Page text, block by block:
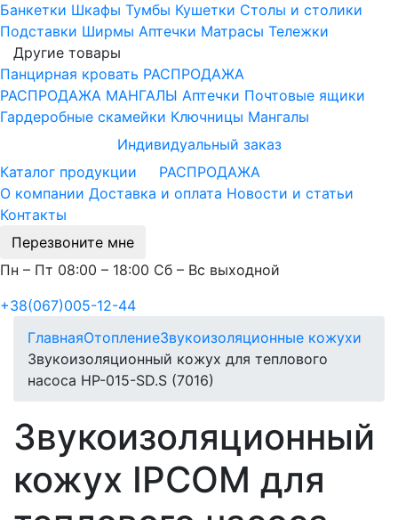
Банкетки Шкафы Тумбы Кушетки Столы и столики
Подставки Ширмы Аптечки Матрасы Тележки
Другие товары
Панцирная кровать РАСПРОДАЖА
РАСПРОДАЖА МАНГАЛЫ Аптечки Почтовые ящики
Гардеробные скамейки Ключницы Мангалы
Индивидуальный заказ
Каталог продукции
РАСПРОДАЖА
О компании Доставка и оплата Новости и статьи
Контакты
Перезвоните мне
Пн – Пт 08:00 – 18:00 Сб – Вс выходной
+38(067)005-12-44
ГлавнаяОтоплениеЗвукоизоляционные кожухи
Звукоизоляционный кожух для теплового
насоса HP-015-SD.S (7016)
Звукоизоляционный
кожух IPCOM для